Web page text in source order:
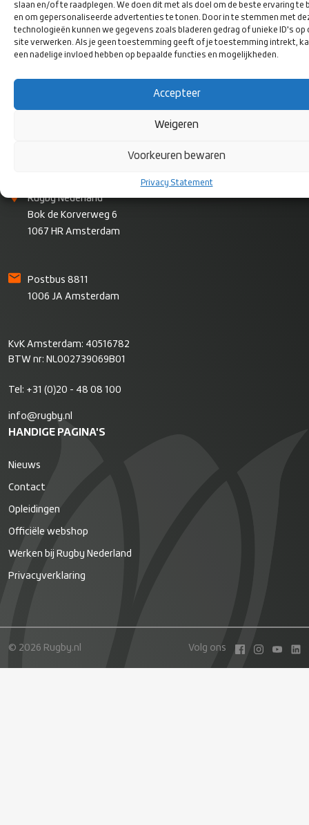
slaan en/of te raadplegen. We doen dit met als doel om de beste ervaring te
en om gepersonaliseerde advertenties te tonen. Door in te stemmen met
technologieën kunnen we gegevens zoals bladeren gedrag of unieke ID's op
site verwerken. Als je geen toestemming geeft of je toestemming intrekt,
een nadelige invloed hebben op bepaalde functies en mogelijkheden.
Accepteer
Weigeren
Voorkeuren bewaren
Privacy Statement
Rugby Nederland
Bok de Korverweg 6
1067 HR Amsterdam
Postbus 8811
1006 JA Amsterdam
KvK Amsterdam: 40516782
BTW nr: NL002739069B01
Tel: +31 (0)20 - 48 08 100
info@rugby.nl
HANDIGE PAGINA'S
Nieuws
Contact
Opleidingen
Officiële webshop
Werken bij Rugby Nederland
Privacyverklaring
© 2026 Rugby.nl Volg ons